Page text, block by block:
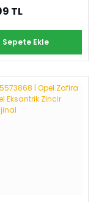
TL
Sepete Ekle